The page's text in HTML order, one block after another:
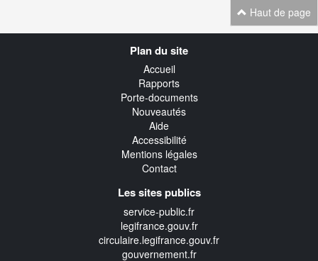
Haut de page
Plan du site
Accueil
Rapports
Porte-documents
Nouveautés
Aide
Accessibilité
Mentions légales
Contact
Les sites publics
service-public.fr
legifrance.gouv.fr
circulaire.legifrance.gouv.fr
gouvernement.fr